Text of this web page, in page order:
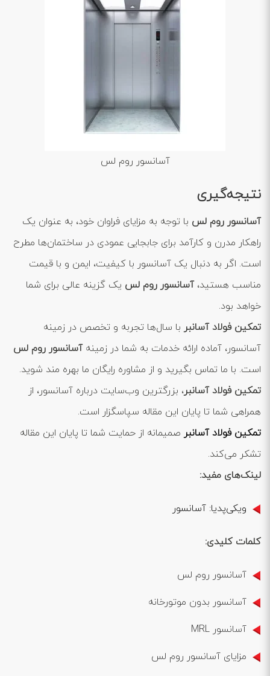
آسانسور روم لس
نتیجه‌گیری
آسانسور روم لس با توجه به مزایای فراوان خود، به عنوان یک
راهکار مدرن و کارآمد برای جابجایی عمودی در ساختمان‌ها مطرح
است. اگر به دنبال یک آسانسور با کیفیت، ایمن و با قیمت
مناسب هستید،آسانسور روم لس یک گزینه عالی برای شما
خواهد بود.
تمکین فولاد آسانبر با سال‌ها تجربه و تخصص در زمینه
آسانسور، آماده ارائه خدمات به شما در زمینهآسانسور روم لس
است. با ما تماس بگیرید و از مشاوره رایگان ما بهره مند شوید.
تمکین فولاد آسانبر، بزرگترین وب‌سایت درباره آسانسور، از
همراهی شما تا پایان این مقاله سپاسگزار است.
تمکین فولاد آسانبر صمیمانه از حمایت شما تا پایان این مقاله
تشکر می‌کند.
لینک‌های مفید:
ویکی‌پدیا: آسانسور
کلمات کلیدی:
آسانسور روم لس
آسانسور بدون موتورخانه
آسانسور MRL
مزایای آسانسور روم لس